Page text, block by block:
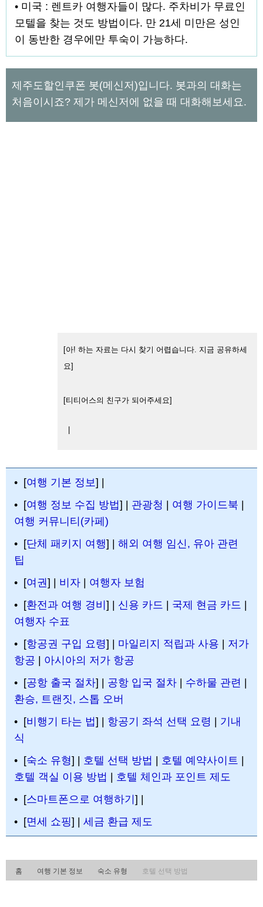
• 미국 : 렌트카 여행자들이 많다. 주차비가 무료인
모텔을 찾는 것도 방법이다. 만 21세 미만은 성인
이 동반한 경우에만 투숙이 가능하다.
제주도할인쿠폰 봇(메신저)입니다. 봇과의 대화는
처음이시죠? 제가 메신저에 없을 때 대화해보세요.
[아! 하는 자료는 다시 찾기 어렵습니다. 지금 공유하세
요]
[티티어스의 친구가 되어주세요]
• [여행 기본 정보] |
• [여행 정보 수집 방법] | 관광청 여행 가이드북
여행 커뮤니티(카페)
• [단체 패키지 여행] | 해외 여행 임신, 유아 관련
팁
• [여권] | 비자
여행자 보험
• [환전과 여행 경비 ] | 신용 카드 국제 현금 카드
여행자 수표
• [항공권 구입 요령] | 마일리지 적립과 사용
저가
항공
아시아의 저가 항공
• [공항 출국 절차] | 공항 입국 절차 수하물 관련
환승, 트랜짓, 스톱 오버
• [비행기 타는 법] | 항공기 좌석 선택 요령
기내
식
• [숙소 유형] | 호텔 선택 방법 호텔 예약사이트
호텔 객실 이용 방법
호텔 체인과 포인트 제도
• [스마트폰으로 여행하기 ] |
• [면세 쇼핑] | 세금 환급 제도
홈 여행 기본 정보 숙소 유형 호텔 선택 방법